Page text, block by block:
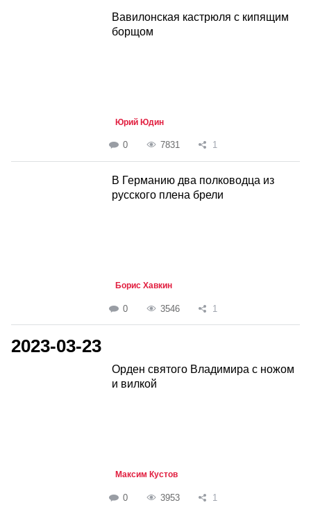
Вавилонская кастрюля с кипящим
борщом
Юрий Юдин
0 7831 1
В Германию два полководца из
русского плена брели
Борис Хавкин
0 3546 1
2023-03-23
Орден святого Владимира с ножом
и вилкой
Максим Кустов
0 3953 1